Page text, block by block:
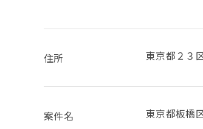
住所 東京都２３
案件名 東京都板橋